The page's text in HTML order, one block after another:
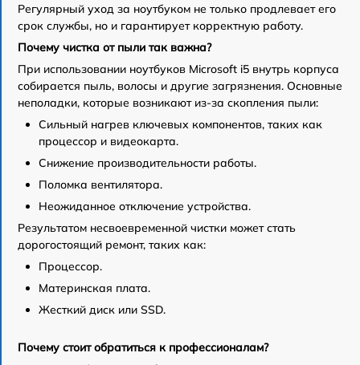
Регулярный уход за ноутбуком не только продлевает его
срок службы, но и гарантирует корректную работу.
Почему чистка от пыли так важна?
При использовании ноутбуков Microsoft i5 внутрь корпуса
собирается пыль, волосы и другие загрязнения. Основные
неполадки, которые возникают из-за скопления пыли:
Сильный нагрев ключевых компонентов, таких как
процессор и видеокарта.
Снижение производительности работы.
Поломка вентилятора.
Неожиданное отключение устройства.
Результатом несвоевременной чистки может стать
дорогостоящий ремонт, таких как:
Процессор.
Материнская плата.
Жесткий диск или SSD.
Почему стоит обратиться к профессионалам?